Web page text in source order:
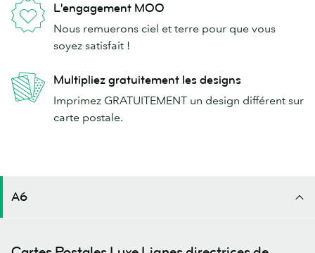
L'engagement MOO
Nous remuerons ciel et terre pour que vous
soyez satisfait !
Multipliez gratuitement les designs
Imprimez GRATUITEMENT un design différent sur
carte postale.
A6